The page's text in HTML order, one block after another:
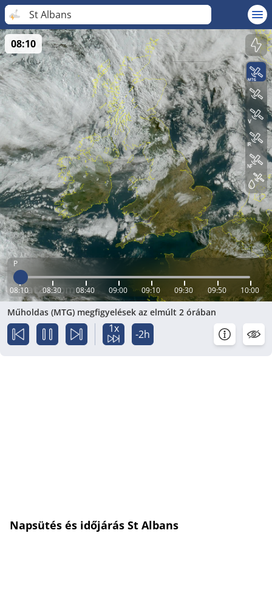
St Albans
P
08:10 08:30 08:40 09:00 09:10 09:30 09:50 10:00
08:10
Műholdas (MTG) megfigyelések az elmúlt 2 órában
1x -2h
Napsütés és időjárás St Albans